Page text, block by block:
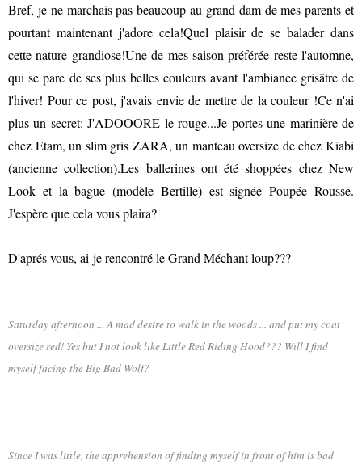
Bref, je ne marchais pas beaucoup au grand dam de mes parents et
pourtant maintenant j'adore cela!Quel plaisir de se balader dans
cette nature grandiose!Une de mes saison préférée reste l'automne,
qui se pare de ses plus belles couleurs avant l'ambiance grisâtre de
l'hiver! Pour ce post, j'avais envie de mettre de la couleur !Ce n'ai
plus un secret: J'ADOOORE le rouge...Je portes une marinière de
chez Etam, un slim gris ZARA, un manteau oversize de chez Kiabi
(ancienne collection).Les ballerines ont été shoppées chez New
Look et la bague (modèle Bertille) est signée Poupée Rousse.
J'espère que cela vous plaira?
D'aprés vous, ai-je rencontré le Grand Méchant loup???
Saturday afternoon ... A mad desire to walk in the woods ... and put my coat
oversize red! Yes but I not look like Little Red Riding Hood??? Will I find
myself facing the Big Bad Wolf?
Since I was little, the apprehension of finding myself in front of him is bad